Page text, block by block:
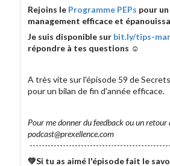
Rejoins le Programme PEPs pour
management efficace et
Je suis disponible sur bit.ly/tips-
répondre à tes questions ☺
A très vite sur l'épisode 59 de
pour un bilan de fin d'année efficace.
Pour me donner du feedback ou un retour
podcast@prexellence.com
💚Si tu as aimé l'épisode fait le